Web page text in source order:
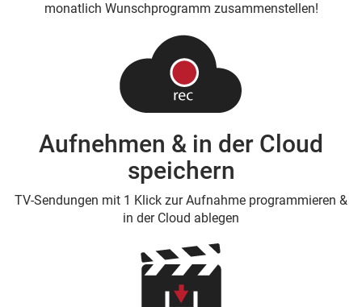
monatlich Wunschprogramm zusammenstellen!
Aufnehmen & in der Cloud
speichern
TV-Sendungen mit 1 Klick zur Aufnahme programmieren &
in der Cloud ablegen